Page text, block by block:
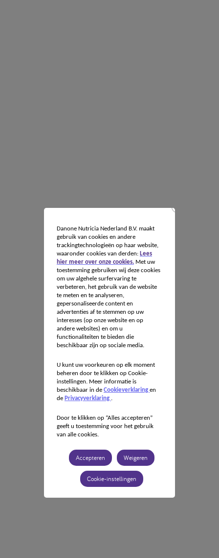
Danone Nutricia Nederland B.V. maakt
gebruik van cookies en andere
trackingtechnologieën op haar website,
waaronder cookies van derden: Lees
hier meer over onze cookies.Met uw
toestemming gebruiken wij deze cookies
om uw algehele surfervaring te
verbeteren, het gebruik van de website
te meten en te analyseren,
gepersonaliseerde content en
advertenties af te stemmen op uw
interesses (op onze website en op
andere websites) en om u
functionaliteiten te bieden die
beschikbaar zijn op sociale media.
U kunt uw voorkeuren op elk moment
beheren door te klikken op Cookie-
instellingen. Meer informatie is
beschikbaar in de Cookieverklaring en
de Privacyverklaring .
Door te klikken op “Alles accepteren”
geeft u toestemming voor het gebruik
van alle cookies.
Accepteren Weigeren
Cookie-instellingen